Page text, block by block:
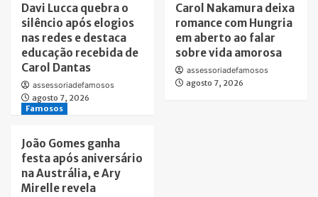
Davi Lucca quebra o
silêncio após elogios
nas redes e destaca
educação recebida de
Carol Dantas
assessoriadefamosos
agosto 7, 2026
Carol Nakamura deixa
romance com Hungria
em aberto ao falar
sobre vida amorosa
assessoriadefamosos
agosto 7, 2026
Famosos
João Gomes ganha
festa após aniversário
na Austrália, e Ary
Mirelle revela